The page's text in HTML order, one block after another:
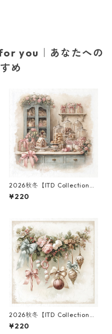
you｜あなたへの
め
2026秋冬【ITD Collection】
ミニサイズ ライスペーパー RS
M3002 デコパージュ
¥220
2026秋冬【ITD Collection】
ミニサイズ ライスペーパー RS
M3033 デコパージュ
¥220